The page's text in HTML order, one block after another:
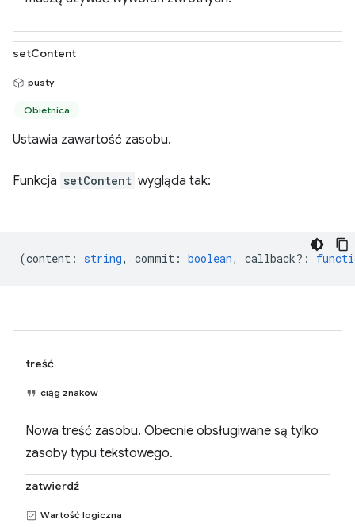
setContent
pusty
Obietnica
Ustawia zawartość zasobu.
Funkcja setContent wygląda tak:
(content : string, commit : boolean, callback? :
treść
ciąg znaków
Nowa treść zasobu. Obecnie obsługiwane są tylko
zasoby typu tekstowego.
zatwierdź
Wartość logiczna